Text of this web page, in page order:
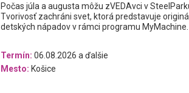
Počas júla a augusta môžu zVEDAvci v
Tvorivosť zachráni svet, ktorá predstavuje
detských nápadov v rámci programu MyMachine.
Termín: 06.08.2026 a ďalšie
Mesto: Košice